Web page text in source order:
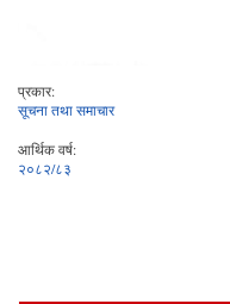
प्रकार:
सूचना तथा समाचार
आर्थिक वर्ष:
२०८२/८३